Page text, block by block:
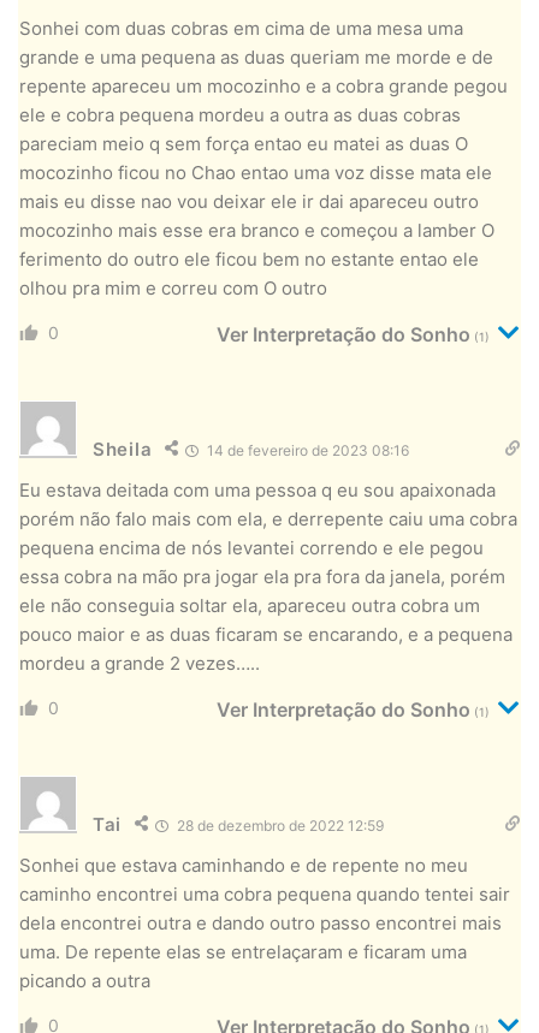
Sonhei com duas cobras em cima de uma mesa uma
grande e uma pequena as duas queriam me morde e de
repente apareceu um mocozinho e a cobra grande pegou
ele e cobra pequena mordeu a outra as duas cobras
pareciam meio q sem força entao eu matei as duas O
mocozinho ficou no Chao entao uma voz disse mata ele
mais eu disse nao vou deixar ele ir dai apareceu outro
mocozinho mais esse era branco e começou a lamber O
ferimento do outro ele ficou bem no estante entao ele
olhou pra mim e correu com O outro
0 Ver Interpretação do Sonho (1)
Sheila 14 de fevereiro de 2023 08:16
Eu estava deitada com uma pessoa q eu sou apaixonada
porém não falo mais com ela, e derrepente caiu uma cobra
pequena encima de nós levantei correndo e ele pegou
essa cobra na mão pra jogar ela pra fora da janela, porém
ele não conseguia soltar ela, apareceu outra cobra um
pouco maior e as duas ficaram se encarando, e a pequena
mordeu a grande 2 vezes…..
0 Ver Interpretação do Sonho (1)
Tai 28 de dezembro de 2022 12:59
Sonhei que estava caminhando e de repente no meu
caminho encontrei uma cobra pequena quando tentei sair
dela encontrei outra e dando outro passo encontrei mais
uma. De repente elas se entrelaçaram e ficaram uma
picando a outra
0 Ver Interpretação do Sonho (1)